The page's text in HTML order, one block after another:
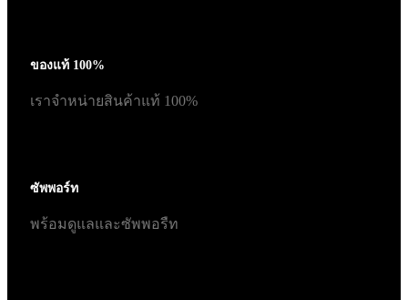
ของแท้ 100%
เราจำหน่ายสินค้าแท้ 100%
ซัพพอร์ท
พร้อมดูแลและซัพพอรืท